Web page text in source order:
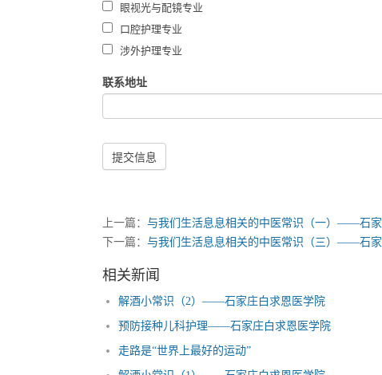
眼视光与配镜专业
口腔护理专业
涉外护理专业
联系地址
提交信息
上一篇： 与我们生活息息相关的中医常识（一）——石
下一篇： 与我们生活息息相关的中医常识（三）——石
相关新闻
解酒小常识（2）——石家庄白求恩医学院
预防接种儿科护理——石家庄白求恩医学院
走路是“世界上最好的运动”